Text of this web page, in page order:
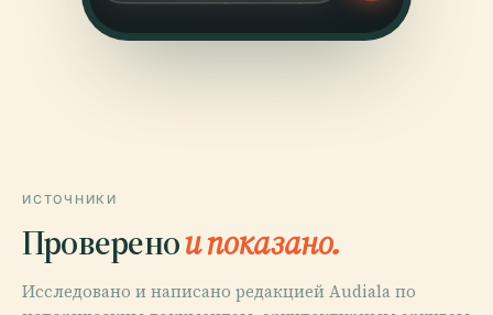
ИСТОЧНИКИ
Проверенои показано.
Исследовано и написано редакцией Audiala по